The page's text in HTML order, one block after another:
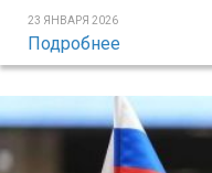
23 ЯНВАРЯ 2026
Подробнее